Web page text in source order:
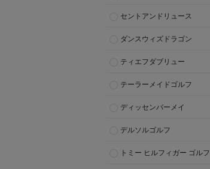
セントアンドリュース
ダンスウィズドラゴン
ティエフダブリュー
テーラーメイドゴルフ
ディッセンバーメイ
デルソルゴルフ
トミー ヒルフィガー ゴルフ